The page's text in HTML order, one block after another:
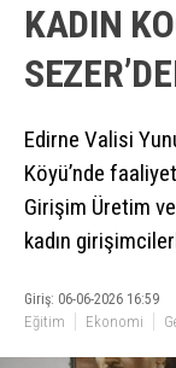
KADIN
Edirne Valisi
Köyü’nde
Girişim Üretim
kadın
Giriş: 06-06-2026 16:59
Eğitim Ekonomi